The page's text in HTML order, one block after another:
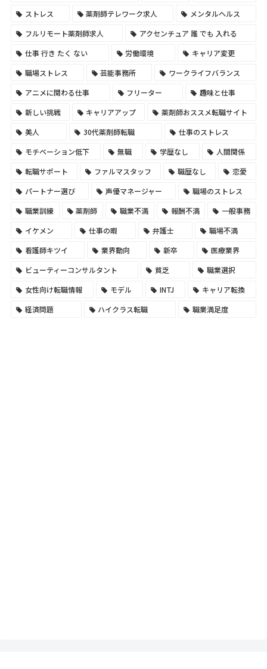
ストレス
薬剤師テレワーク求人
メンタルヘルス
フルリモート薬剤師求人
アクセンチュア 誰 でも 入れる
仕事 行き たく ない
労働環境
キャリア変更
職場ストレス
芸能事務所
ワークライフバランス
アニメに関わる仕事
フリーター
趣味と仕事
新しい挑戦
キャリアアップ
薬剤師おススメ転職サイト
美人
30代薬剤師転職
仕事のストレス
モチベーション低下
無職 学歴なし
人間関係
転職サポート
ファルマスタッフ 職歴なし
恋愛
パートナー選び
声優マネージャー
職場のストレス
職業訓練
薬剤師 職業不満 報酬不満
一般事務
イケメン
仕事の暇 弁護士
職場不満
看護師キツイ
業界動向 新卒
医療業界
ビューティーコンサルタント
貧乏
職業選択
女性向け転職情報
モデル INTJ
キャリア転換
経済問題
ハイクラス転職 職業満足度